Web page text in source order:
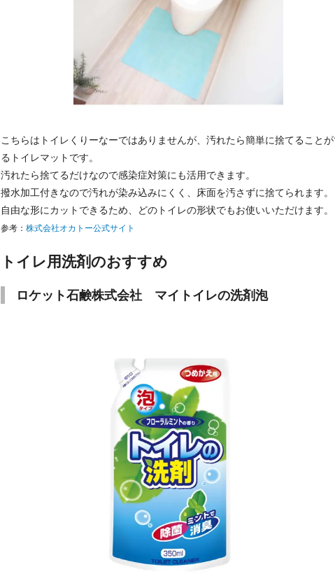
こちらはトイレくりーなーではありませんが、汚れたら簡単に捨てること
るトイレマットです。
汚れたら捨てるだけなので感染症対策にも活用できます。
撥水加工付きなので汚れが染み込みにくく、床面を汚さずに捨てられます。
自由な形にカットできるため、どのトイレの形状でもお使いいただけます。
参考： 株式会社オカトー公式サイト
トイレ用洗剤のおすすめ
ロケット石鹸株式会社 マイトイレの洗剤泡